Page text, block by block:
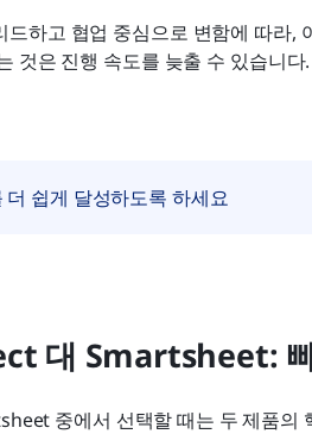
하고 협업 중심으로 변함에 따라,
것은 진행 속도를 늦출 수 있습니
쉽게 달성하도록 하세요
대 Smartsheet:
중에서 선택할 때는 두 제품의